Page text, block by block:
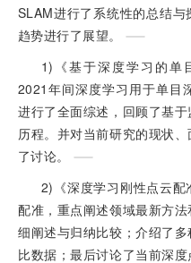
SLAM进行了系统性的总结
趋势进行了展望。
1)《基于深度学习的
2021年间深度学习用于单目
进行了全面综述，回顾了基
历程。并对当前研究的现状
了讨论。
2)《深度学习刚性点云
配准，重点阐述领域最新方
细阐述与归纳比较；介绍了
比数据；最后讨论了当前深